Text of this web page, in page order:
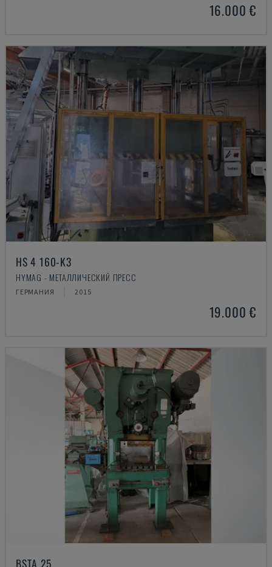
16.000 €
HS 4 160-K3
HYMAG - МЕТАЛЛИЧЕСКИЙ ПРЕСС
ГЕРМАНИЯ 2015
19.000 €
BSTA 25